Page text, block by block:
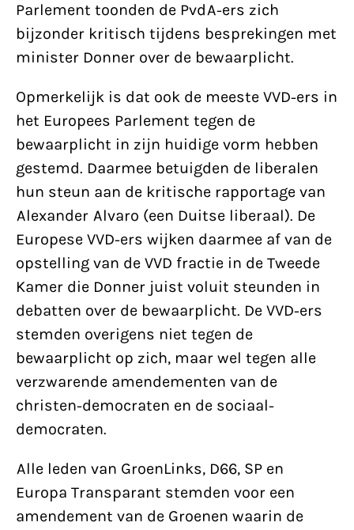
Parlement toonden de PvdA-ers zich
bijzonder kritisch tijdens besprekingen met
minister Donner over de bewaarplicht.
Opmerkelijk is dat ook de meeste VVD-ers in
het Europees Parlement tegen de
bewaarplicht in zijn huidige vorm hebben
gestemd. Daarmee betuigden de liberalen
hun steun aan de kritische rapportage van
Alexander Alvaro (een Duitse liberaal). De
Europese VVD-ers wijken daarmee af van de
opstelling van de VVD fractie in de Tweede
Kamer die Donner juist voluit steunden in
debatten over de bewaarplicht. De VVD-ers
stemden overigens niet tegen de
bewaarplicht op zich, maar wel tegen alle
verzwarende amendementen van de
christen-democraten en de sociaal-
democraten.
Alle leden van GroenLinks, D66, SP en
Europa Transparant stemden voor een
amendement van de Groenen waarin de